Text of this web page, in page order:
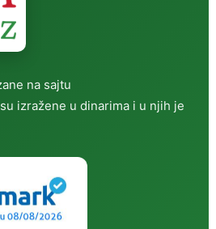
na sajtu
izražene u dinarima i u njih je